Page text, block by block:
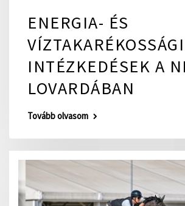
ENERGIA- ÉS
VÍZTAKARÉKOSSÁGI
INTÉZKEDÉSEK A
LOVARDÁBAN
Tovább olvasom